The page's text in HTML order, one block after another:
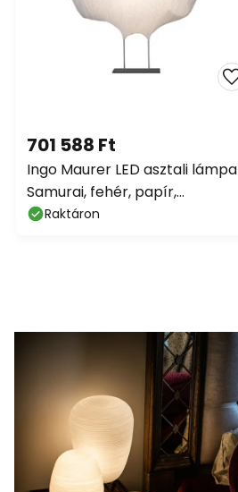
701 588 Ft
Ingo Maurer LED asztali lámpa
Samurai, fehér, papír,
dimmelhető
Raktáron